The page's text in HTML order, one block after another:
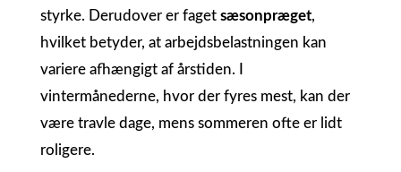
styrke. Derudover er faget sæsonpræget,
hvilket betyder, at arbejdsbelastningen kan
variere afhængigt af årstiden. I
vintermånederne, hvor der fyres mest, kan der
være travle dage, mens sommeren ofte er lidt
roligere.